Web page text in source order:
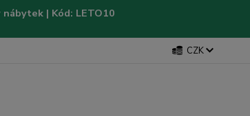
| Kód: LETO10
CZK